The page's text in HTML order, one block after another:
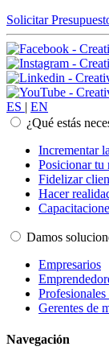
Solicitar
ES | EN
¿Qué estás
Incrementar
Posicionar tu
Fidelizar
Hacer
Damos
Empresarios
Gerentes de
Navegación